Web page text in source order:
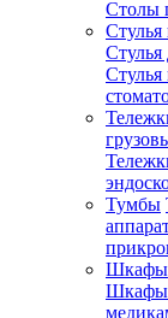
Столы
Стулья
Стулья
Тумбы
Шкафы
Шкафы